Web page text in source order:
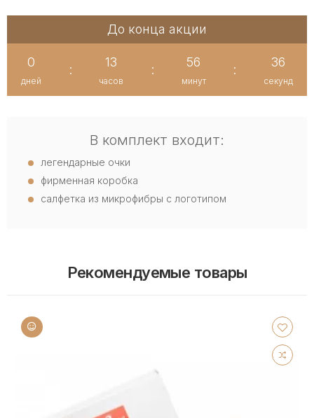
До конца акции
0
дней
:
13
часов
:
56
минут
:
35
секунд
В комплект входит:
легендарные очки
фирменная коробка
салфетка из микрофибры с логотипом
Рекомендуемые товары